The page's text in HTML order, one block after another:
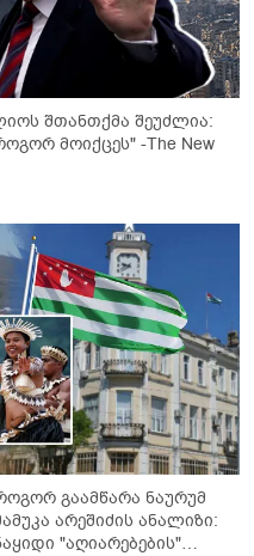
შთანთქმა შეუძლია:
-The New
გაამწარა ნაურუმ
არეშიძის ანალიზი:
"აღიარებების"